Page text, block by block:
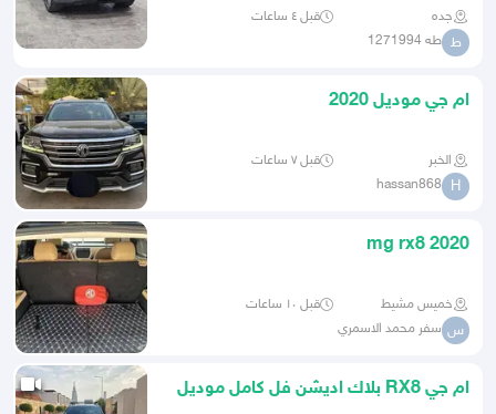
جده قبل ٤ ساعات
ط طه 1271994
ام جي موديل 2020
الخبر قبل ٧ ساعات
H
hassan868
mg rx8 2020
خميس مشيط قبل ١٠ ساعات
س سفر محمد الاسمري
ام جي RX8 بلاك اديشن فل كامل موديل